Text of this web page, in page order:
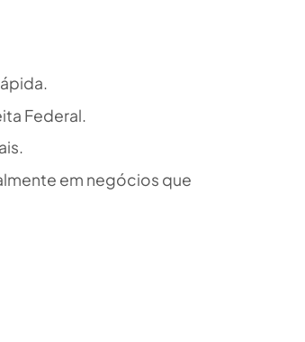
Federal.
em negócios que